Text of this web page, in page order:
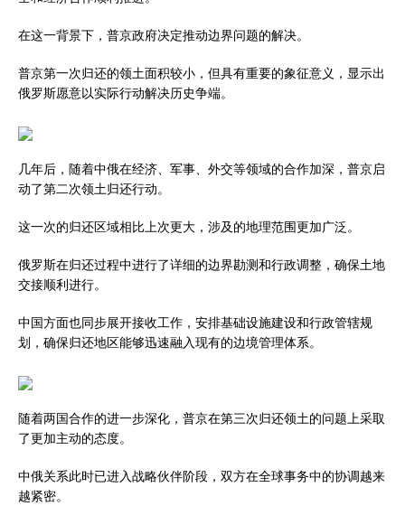
在这一背景下，普京政府决定推动边界问题的解决。
普京第一次归还的领土面积较小，但具有重要的象征意义，显示出
俄罗斯愿意以实际行动解决历史争端。
几年后，随着中俄在经济、军事、外交等领域的合作加深，普京启
动了第二次领土归还行动。
这一次的归还区域相比上次更大，涉及的地理范围更加广泛。
俄罗斯在归还过程中进行了详细的边界勘测和行政调整，确保土地
交接顺利进行。
中国方面也同步展开接收工作，安排基础设施建设和行政管辖规
划，确保归还地区能够迅速融入现有的边境管理体系。
随着两国合作的进一步深化，普京在第三次归还领土的问题上采取
了更加主动的态度。
中俄关系此时已进入战略伙伴阶段，双方在全球事务中的协调越来
越紧密。